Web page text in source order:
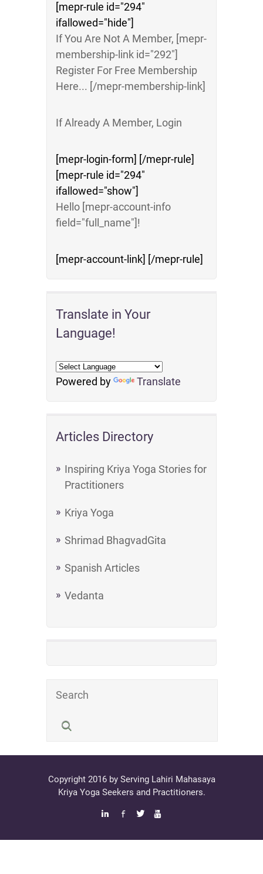
[mepr-rule id="294"
ifallowed="hide"]
If You Are Not A Member, [mepr-
membership-link id="292"]
Register For Free Membership
Here... [/mepr-membership-link]
If Already A Member, Login
[mepr-login-form] [/mepr-rule]
[mepr-rule id="294"
ifallowed="show"]
Hello [mepr-account-info
field="full_name"]!
[mepr-account-link] [/mepr-rule]
Translate in Your
Language!
Powered by Translate
Articles Directory
Inspiring Kriya Yoga Stories for
Practitioners
Kriya Yoga
Shrimad BhagvadGita
Spanish Articles
Vedanta
Copyright 2016 by Serving Lahiri Mahasaya
Kriya Yoga Seekers and Practitioners.